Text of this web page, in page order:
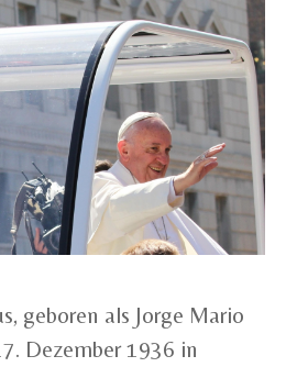
geboren als Jorge Mario
Dezember 1936 in